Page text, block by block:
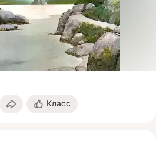
Класс